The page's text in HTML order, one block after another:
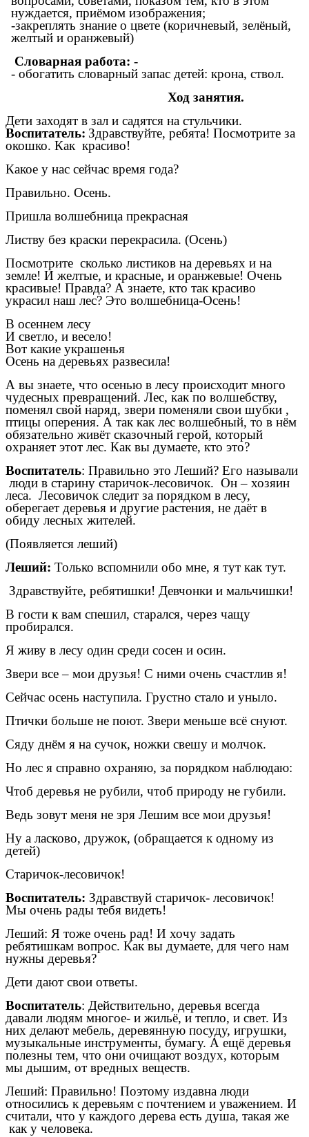
нуждается, приёмом изображения;
-закреплять знание о цвете (коричневый, зелёный,
желтый и оранжевый)
Словарная работа: -
- обогатить словарный запас детей: крона, ствол.
Ход занятия.
Дети заходят в зал и садятся на стульчики.
Воспитатель: Здравствуйте, ребята! Посмотрите за
окошко. Как красиво!
Какое у нас сейчас время года?
Правильно. Осень.
Пришла волшебница прекрасная
Листву без краски перекрасила. (Осень)
Посмотрите сколько листиков на деревьях и на
земле! И желтые, и красные, и оранжевые! Очень
красивые! Правда? А знаете, кто так красиво
украсил наш лес? Это волшебница-Осень!
В осеннем лесу
И светло, и весело!
Вот какие украшенья
Осень на деревьях развесила!
А вы знаете, что осенью в лесу происходит много
чудесных превращений. Лес, как по волшебству,
поменял свой наряд, звери поменяли свои шубки ,
птицы оперения. А так как лес волшебный, то в нём
обязательно живёт сказочный герой, который
охраняет этот лес. Как вы думаете, кто это?
Воспитатель: Правильно это Леший? Его называли
люди в старину старичок-лесовичок. Он – хозяин
леса. Лесовичок следит за порядком в лесу,
оберегает деревья и другие растения, не даёт в
обиду лесных жителей.
(Появляется леший)
Леший: Только вспомнили обо мне, я тут как тут.
Здравствуйте, ребятишки! Девчонки и мальчишки!
В гости к вам спешил, старался, через чащу
пробирался.
Я живу в лесу один среди сосен и осин.
Звери все – мои друзья! С ними очень счастлив я!
Сейчас осень наступила. Грустно стало и уныло.
Птички больше не поют. Звери меньше всё снуют.
Сяду днём я на сучок, ножки свешу и молчок.
Но лес я справно охраняю, за порядком наблюдаю:
Чтоб деревья не рубили, чтоб природу не губили.
Ведь зовут меня не зря Лешим все мои друзья!
Ну а ласково, дружок, (обращается к одному из
детей)
Старичок-лесовичок!
Воспитатель: Здравствуй старичок- лесовичок!
Мы очень рады тебя видеть!
Леший: Я тоже очень рад! И хочу задать
ребятишкам вопрос. Как вы думаете, для чего нам
нужны деревья?
Дети дают свои ответы.
Воспитатель: Действительно, деревья всегда
давали людям многое- и жильё, и тепло, и свет. Из
них делают мебель, деревянную посуду, игрушки,
музыкальные инструменты, бумагу. А ещё деревья
полезны тем, что они очищают воздух, которым
мы дышим, от вредных веществ.
Леший: Правильно! Поэтому издавна люди
относились к деревьям с почтением и уважением. И
считали, что у каждого дерева есть душа, такая же
как у человека.